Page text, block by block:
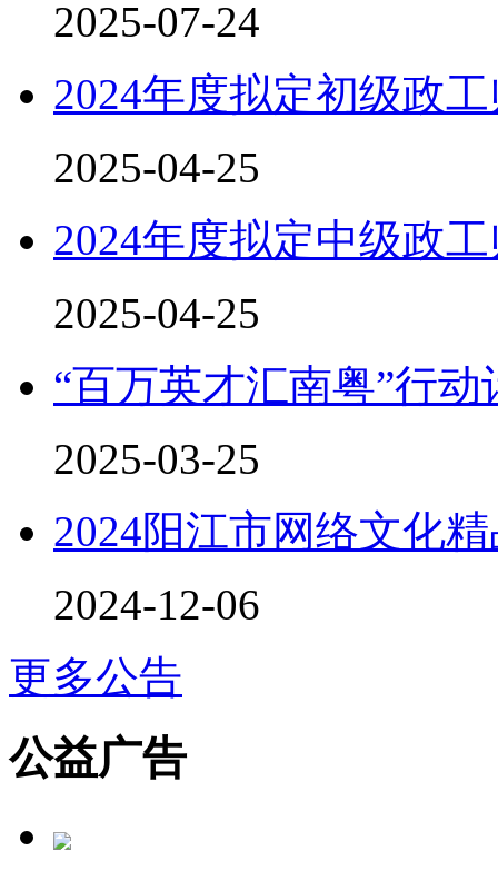
2025-07-24
2024年度拟定初级政
2025-04-25
2024年度拟定中级政
2025-04-25
“百万英才汇南粤”行
2025-03-25
2024阳江市网络文化
2024-12-06
更多公告
公益广告